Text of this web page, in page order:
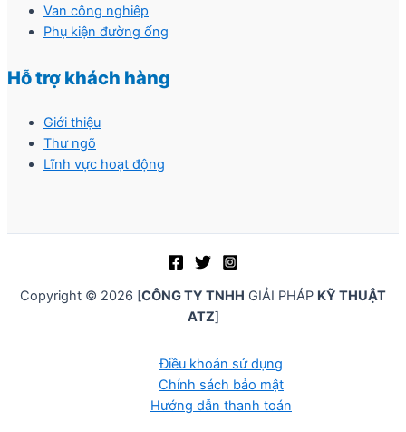
Van công nghiêp
Phụ kiện đường ống
Hỗ trợ khách hàng
Giới thiệu
Thư ngõ
Lĩnh vực hoạt động
Copyright © 2026 [CÔNG TY TNHH GIẢI PHÁP KỸ THUẬT
ATZ]
Điều khoản sử dụng
Chính sách bảo mật
Hướng dẫn thanh toán